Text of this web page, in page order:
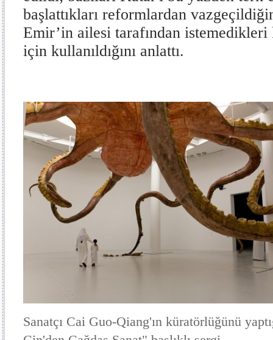
başlattıkları reformlardan
Emir’in ailesi tarafından
için kullanıldığını anlattı.
Sanatçı Cai Guo-Qiang'ın küratörlüğünü